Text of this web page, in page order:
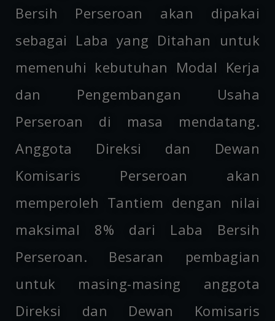
Bersih Perseroan akan dipakai
sebagai Laba yang Ditahan untuk
memenuhi kebutuhan Modal Kerja
dan Pengembangan Usaha
Perseroan di masa mendatang.
Anggota Direksi dan Dewan
Komisaris Perseroan akan
memperoleh Tantiem dengan nilai
maksimal 8% dari Laba Bersih
Perseroan. Besaran pembagian
untuk masing-masing anggota
Direksi dan Dewan Komisaris